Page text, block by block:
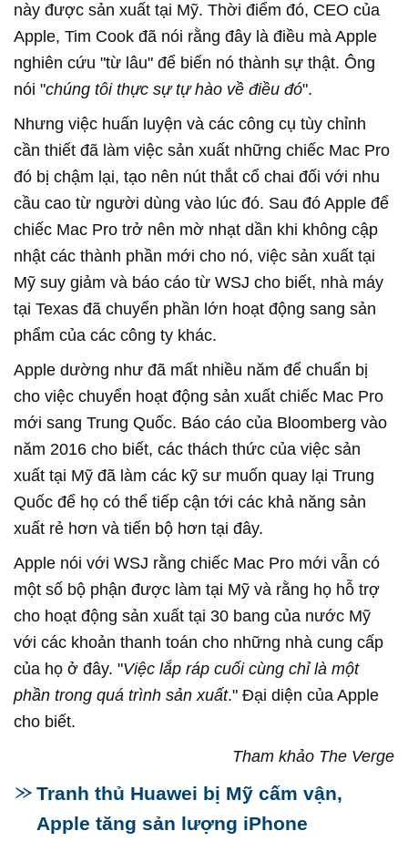
này được sản xuất tại Mỹ. Thời điểm đó, CEO của
Apple, Tim Cook đã nói rằng đây là điều mà Apple
nghiên cứu "từ lâu" để biến nó thành sự thật. Ông
nói "chúng tôi thực sự tự hào về điều đó".
Nhưng việc huấn luyện và các công cụ tùy chỉnh
cần thiết đã làm việc sản xuất những chiếc Mac Pro
đó bị chậm lại, tạo nên nút thắt cổ chai đối với nhu
cầu cao từ người dùng vào lúc đó. Sau đó Apple để
chiếc Mac Pro trở nên mờ nhạt dần khi không cập
nhật các thành phần mới cho nó, việc sản xuất tại
Mỹ suy giảm và báo cáo từ WSJ cho biết, nhà máy
tại Texas đã chuyển phần lớn hoạt động sang sản
phẩm của các công ty khác.
Apple dường như đã mất nhiều năm để chuẩn bị
cho việc chuyển hoạt động sản xuất chiếc Mac Pro
mới sang Trung Quốc. Báo cáo của Bloomberg vào
năm 2016 cho biết, các thách thức của việc sản
xuất tại Mỹ đã làm các kỹ sư muốn quay lại Trung
Quốc để họ có thể tiếp cận tới các khả năng sản
xuất rẻ hơn và tiến bộ hơn tại đây.
Apple nói với WSJ rằng chiếc Mac Pro mới vẫn có
một số bộ phận được làm tại Mỹ và rằng họ hỗ trợ
cho hoạt động sản xuất tại 30 bang của nước Mỹ
với các khoản thanh toán cho những nhà cung cấp
của họ ở đây. "Việc lắp ráp cuối cùng chỉ là một
phần trong quá trình sản xuất." Đại diện của Apple
cho biết.
Tham khảo The Verge
Tranh thủ Huawei bị Mỹ cấm vận,
Apple tăng sản lượng iPhone